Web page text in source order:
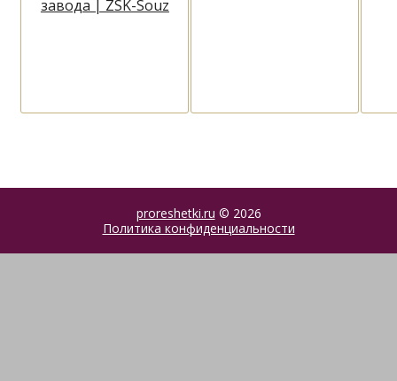
завода | ZSK-Souz
proreshetki.ru © 2026
Политика конфиденциальности